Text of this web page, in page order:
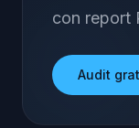
con report
Audit